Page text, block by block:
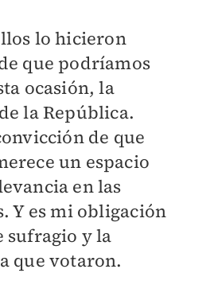
lo hicieron
que podríamos
ocasión, la
la República.
de que
un espacio
en las
Y es mi obligación
sufragio y la
que votaron.